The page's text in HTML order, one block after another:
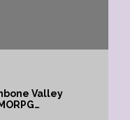
Valley